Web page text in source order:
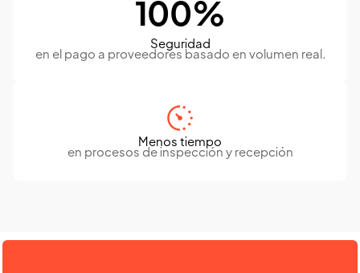
100%
Seguridad
en el pago a proveedores basado en volumen real.
Menos tiempo
en procesos de inspección y recepción